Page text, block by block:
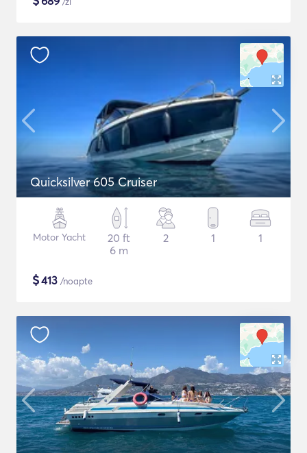
Quicksilver 605 Cruiser
Motor Yacht
20 ft
6 m
2 1 1
$413 /noapte